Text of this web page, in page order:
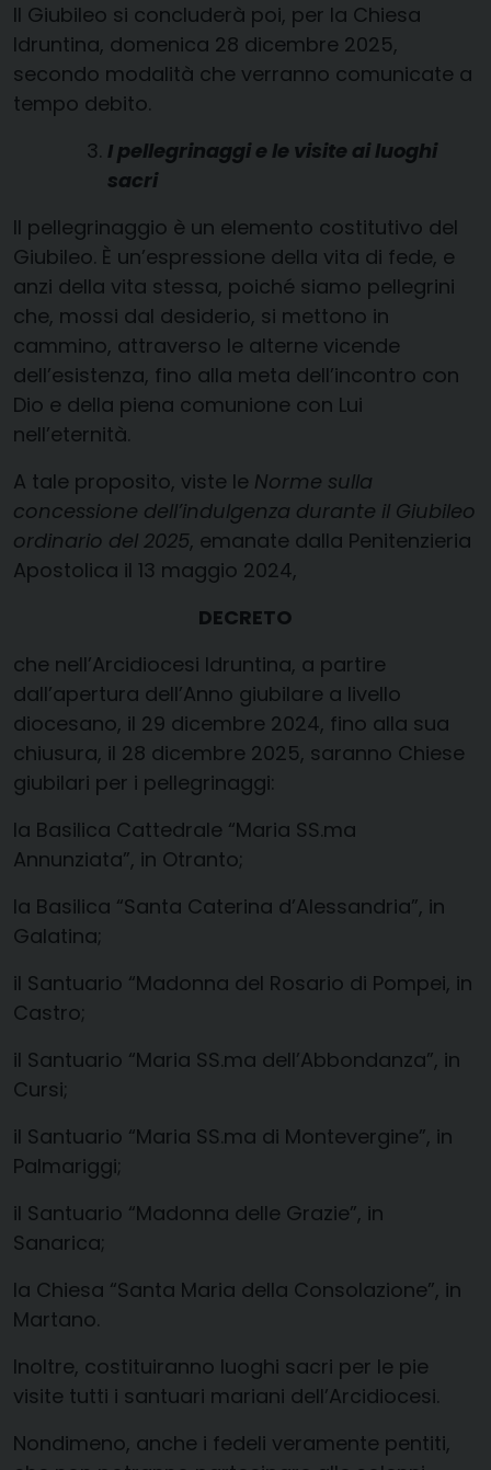
Il Giubileo si concluderà poi, per la Chiesa
Idruntina, domenica 28 dicembre 2025,
secondo modalità che verranno comunicate a
tempo debito.
I pellegrinaggi e le visite ai luoghi
sacri
Il pellegrinaggio è un elemento costitutivo del
Giubileo. È un’espressione della vita di fede, e
anzi della vita stessa, poiché siamo pellegrini
che, mossi dal desiderio, si mettono in
cammino, attraverso le alterne vicende
dell’esistenza, fino alla meta dell’incontro con
Dio e della piena comunione con Lui
nell’eternità.
A tale proposito, viste le Norme sulla
concessione dell’indulgenza durante il Giubileo
ordinario del 2025, emanate dalla Penitenzieria
Apostolica il 13 maggio 2024,
DECRETO
che nell’Arcidiocesi Idruntina, a partire
dall’apertura dell’Anno giubilare a livello
diocesano, il 29 dicembre 2024, fino alla sua
chiusura, il 28 dicembre 2025, saranno Chiese
giubilari per i pellegrinaggi:
la Basilica Cattedrale “Maria SS.ma
Annunziata”, in Otranto;
la Basilica “Santa Caterina d’Alessandria”, in
Galatina;
il Santuario “Madonna del Rosario di Pompei, in
Castro;
il Santuario “Maria SS.ma dell’Abbondanza”, in
Cursi;
il Santuario “Maria SS.ma di Montevergine”, in
Palmariggi;
il Santuario “Madonna delle Grazie”, in
Sanarica;
la Chiesa “Santa Maria della Consolazione”, in
Martano.
Inoltre, costituiranno luoghi sacri per le pie
visite tutti i santuari mariani dell’Arcidiocesi.
Nondimeno, anche i fedeli veramente pentiti,